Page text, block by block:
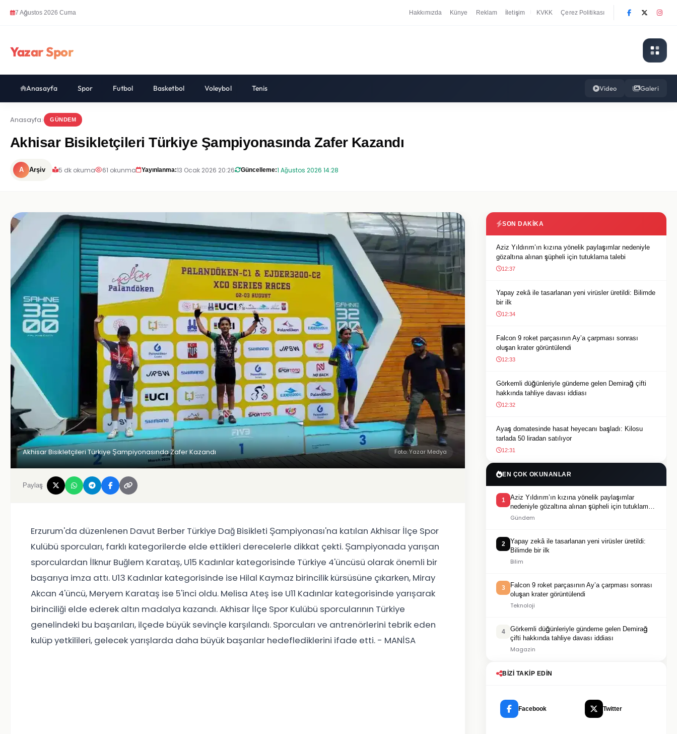
7 Ağustos 2026 Cuma Hakkımızda Künye Reklam İletişim KVKK Çerez Politikası
Yazar Spor
Anasayfa Spor Futbol Basketbol Voleybol Tenis Video Galeri
Anasayfa GÜNDEM
Akhisar Bisikletçileri Türkiye Şampiyonasında Zafer Kazandı
A Arşiv 5 dk okuma 61 okunma Yayınlanma:13 Ocak 2026 20:26 Güncelleme:1 Ağustos 2026 14:28
Akhisar Bisikletçileri Türkiye Şampiyonasında Zafer Kazandı Foto: Yazar Medya
Paylaş
Erzurum'da düzenlenen Davut Berber Türkiye Dağ Bisikleti Şampiyonası'na katılan Akhisar İlçe Spor
Kulübü sporcuları, farklı kategorilerde elde ettikleri derecelerle dikkat çekti. Şampiyonada yarışan
sporculardan İlknur Buğlem Karataş, U15 Kadınlar kategorisinde Türkiye 4'üncüsü olarak önemli bir
başarıya imza attı. U13 Kadınlar kategorisinde ise Hilal Kaymaz birincilik kürsüsüne çıkarken, Miray
Akcan 4'üncü, Meryem Karataş ise 5'inci oldu. Melisa Ateş ise U11 Kadınlar kategorisinde yarışarak
birinciliği elde ederek altın madalya kazandı. Akhisar İlçe Spor Kulübü sporcularının Türkiye
genelindeki bu başarıları, ilçede büyük sevinçle karşılandı. Sporcuları ve antrenörlerini tebrik eden
kulüp yetkilileri, gelecek yarışlarda daha büyük başarılar hedeflediklerini ifade etti. - MANİSA
SON DAKIKA
Aziz Yıldırım’ın kızına yönelik paylaşımlar nedeniyle
gözaltına alınan şüpheli için tutuklama talebi
12:37
Yapay zekâ ile tasarlanan yeni virüsler üretildi: Bilimde
bir ilk
12:34
Falcon 9 roket parçasının Ay’a çarpması sonrası
oluşan krater görüntülendi
12:33
Görkemli düğünleriyle gündeme gelen Demirağ çifti
hakkında tahliye davası iddiası
12:32
Ayaş domatesinde hasat heyecanı başladı: Kilosu
tarlada 50 liradan satılıyor
12:31
EN ÇOK OKUNANLAR
1
Aziz Yıldırım’ın kızına yönelik paylaşımlar
nedeniyle gözaltına alınan şüpheli için tutuklama
talebi
Gündem
2
Yapay zekâ ile tasarlanan yeni virüsler üretildi:
Bilimde bir ilk
Bilim
3
Falcon 9 roket parçasının Ay’a çarpması sonrası
oluşan krater görüntülendi
Teknoloji
4
Görkemli düğünleriyle gündeme gelen Demirağ
çifti hakkında tahliye davası iddiası
Magazin
BIZI TAKIP EDIN
Facebook Twitter